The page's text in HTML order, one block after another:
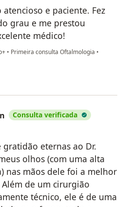
e paciente. Fez
grau e me prestou
médico!
• Primeira consulta Oftalmologia •
Consulta verificada
eternas ao Dr.
olhos (com uma alta
nas mãos dele foi a melhor
de um cirurgião
técnico, ele é de uma